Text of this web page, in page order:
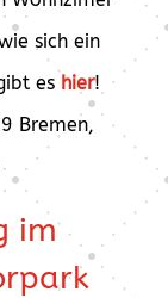
sich ein
es hier!
Bremen,
im